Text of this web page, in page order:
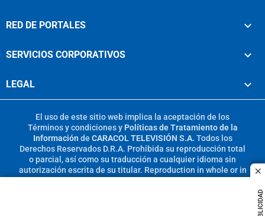
PUBLICIDAD
RED DE PORTALES
SERVICIOS CORPORATIVOS
LEGAL
El uso de este sitio web implica la aceptación de los
Términos y condicionesy Políticas de Tratamiento de la
Información de CARACOL TELEVISIÓN S.A. Todos los
Derechos Reservados D.R.A. Prohibida su reproducción total
o parcial, así como su traducción a cualquier idioma sin
autorización escrita de su titular. Reproduction in whole or in